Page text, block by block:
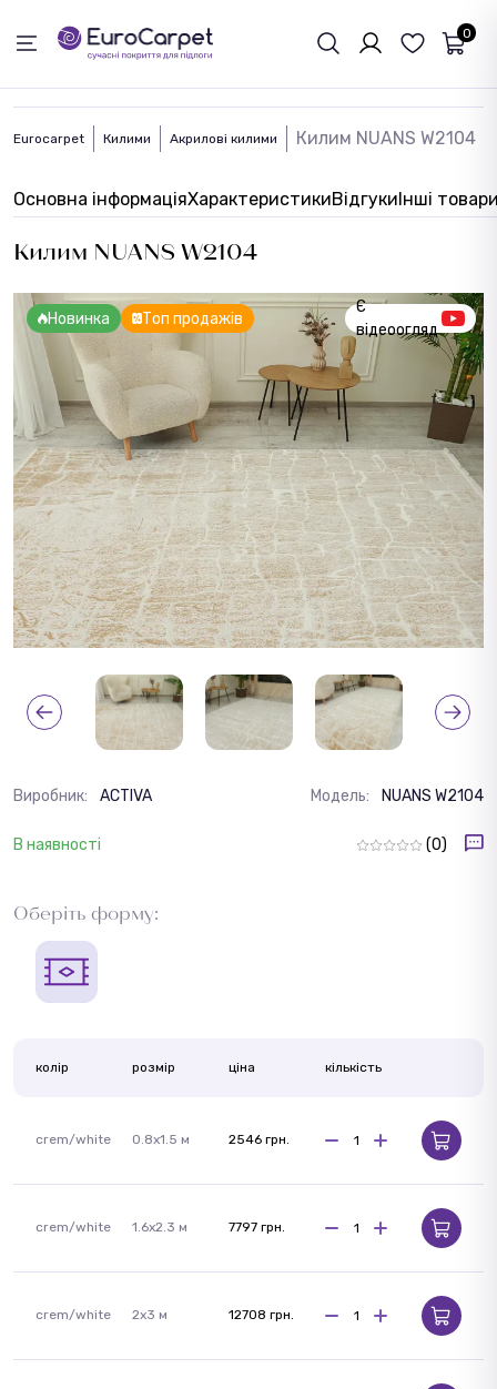
0
Eurocarpet Килими Акрилові килими Килим NUANS W2104
Основна інформаціяХарактеристикиВідгукиІнші
Килим NUANS W2104
Новинка Топ продажів
Є
відеоогляд
Виробник: ACTIVA Модель: NUANS W2104
В наявності (0)
Оберіть форму:
колір розмір ціна кількість
crem/white 0.8x1.5 м 2546 грн.
crem/white 1.6x2.3 м 7797 грн.
crem/white 2x3 м 12708 грн.
ЗВОРОТНІЙ ЗВЯЗОК